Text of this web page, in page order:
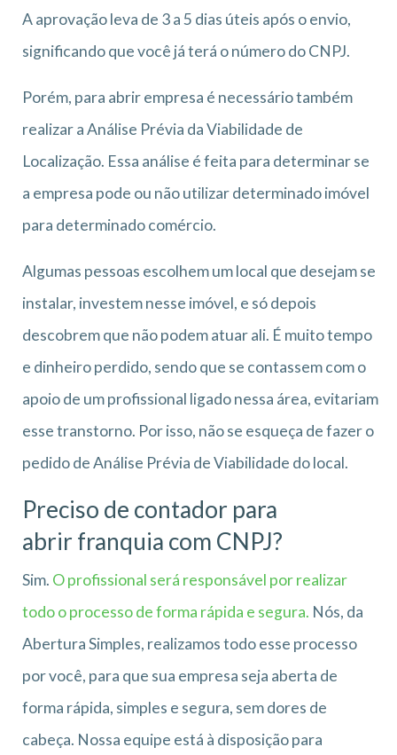
A aprovação leva de 3 a 5 dias úteis após o envio,
significando que você já terá o número do CNPJ.
Porém, para abrir empresa é necessário também
realizar a Análise Prévia da Viabilidade de
Localização. Essa análise é feita para determinar se
a empresa pode ou não utilizar determinado imóvel
para determinado comércio.
Algumas pessoas escolhem um local que desejam se
instalar, investem nesse imóvel, e só depois
descobrem que não podem atuar ali. É muito tempo
e dinheiro perdido, sendo que se contassem com o
apoio de um profissional ligado nessa área, evitariam
esse transtorno. Por isso, não se esqueça de fazer o
pedido de Análise Prévia de Viabilidade do local.
Preciso de contador para
abrir franquia com CNPJ?
Sim. O profissional será responsável por realizar
todo o processo de forma rápida e segura. Nós, da
Abertura Simples, realizamos todo esse processo
por você, para que sua empresa seja aberta de
forma rápida, simples e segura, sem dores de
cabeça. Nossa equipe está à disposição para